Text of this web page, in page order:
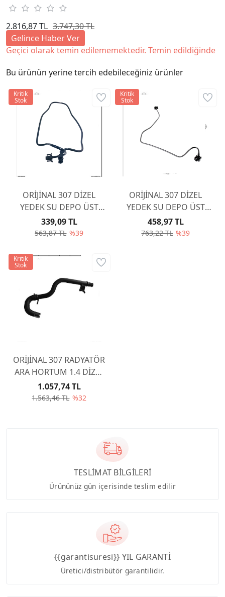
2.816,87 TL 3.747,30 TL
Gelince Haber Ver
Geçici olarak temin edilememektedir. Temin edildiğinde
Bu ürünün yerine tercih edebileceğiniz ürünler
ORİJİNAL 307 DİZEL
YEDEK SU DEPO ÜST
HORTUM / SU
RADYATÖR SAĞDA
563,87 TL %39
339,09 TL
Kritik
Stok
ORİJİNAL 307 DİZEL
YEDEK SU DEPO ÜST
HORTUM / SU
RADYATÖR SOLDA
763,22 TL %39
458,97 TL
Kritik
Stok
ORİJİNAL 307 RADYATÖR
ARA HORTUM 1.4 DİZEL
1.6 DİZEL 1317R8
1.563,46 TL %32
1.057,74 TL
Kritik
Stok
TESLİMAT BİLGİLERİ
Ürününüz gün içerisinde teslim edilir
{{garantisuresi}} YIL GARANTİ
Üretici/distribütör garantilidir.